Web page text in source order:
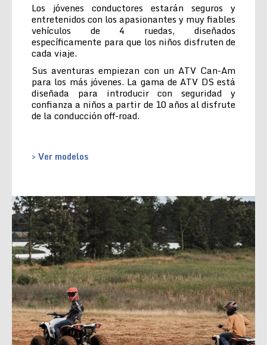
Los jóvenes conductores estarán seguros y
entretenidos con los apasionantes y muy fiables
vehículos de 4 ruedas, diseñados
específicamente para que los niños disfruten de
cada viaje.
Sus aventuras empiezan con un ATV Can-Am
para los más jóvenes. La gama de ATV DS está
diseñada para introducir con seguridad y
confianza a niños a partir de 10 años al disfrute
de la conducción off-road.
> Ver modelos